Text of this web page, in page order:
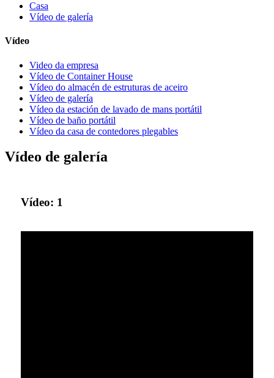
Casa
Vídeo de galería
Vídeo
Video da empresa
Vídeo de Container House
Vídeo do almacén de estruturas de aceiro
Vídeo de galería
Vídeo da estación de lavado de mans portátil
Vídeo de baño portátil
Vídeo da casa de contedores plegables
Vídeo de galería
Vídeo: 1